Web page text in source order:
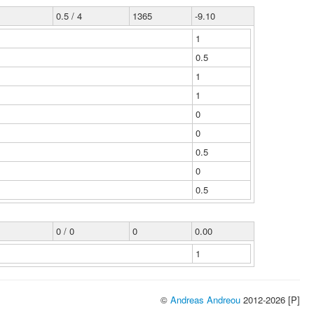
0.5 / 4 1365
-9.10
1
0.5
1
1
0
0
0.5
0
0.5
0 / 0 0
0.00
1
© Andreas Andreou 2012-2026 [P]